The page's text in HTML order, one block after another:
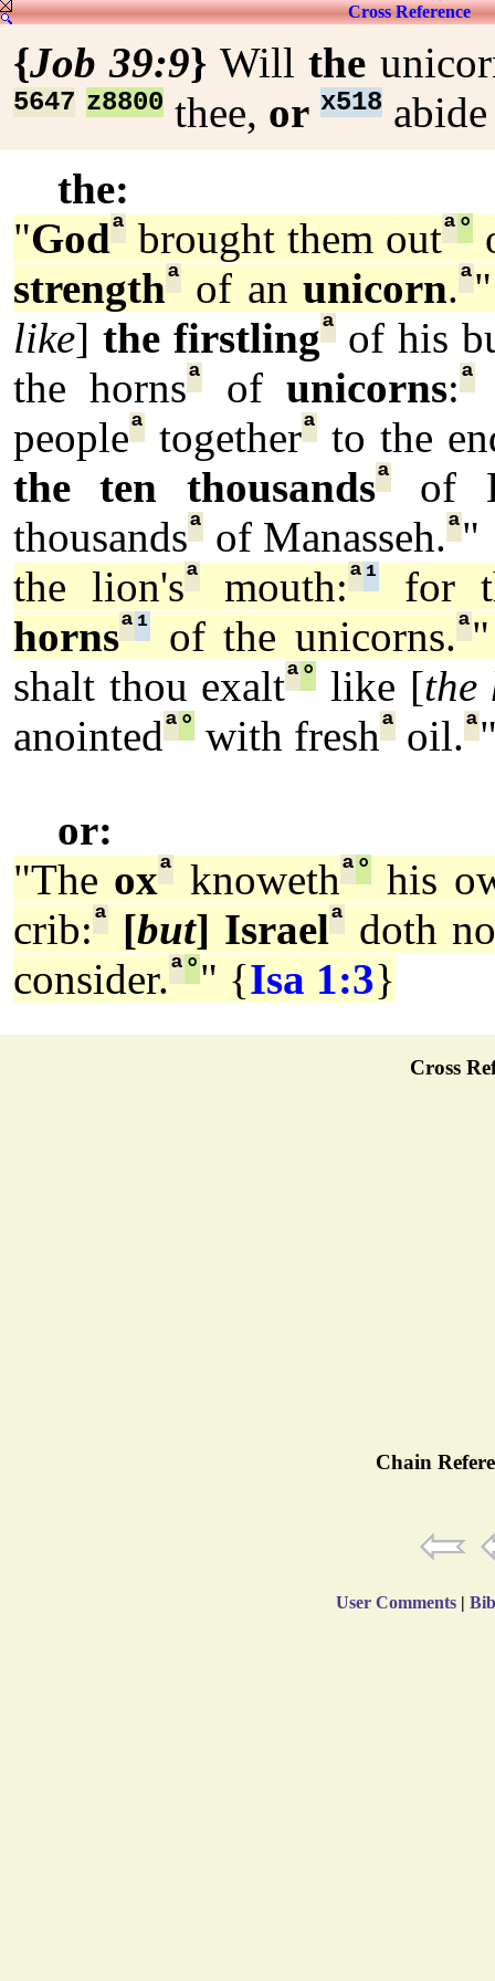
Cross Reference
{Job 39:9} Willthe
5647 z8800 thee, or x518
the:
"Godª brought them outª°
strengthª of anunicorn.ª
like] the firstlingªof his
the hornsª ofunicorns:ª
peopleª togetherªto the
the ten thousandsªof
thousandsª of Manasseh.ª"
the lion'sª mouth:ª¹
for
hornsª¹ of the unicorns.ª
shalt thou exaltª° like [the
anointedª° with freshª oil.ª
or:
"The oxª knowethª°his
crib:ª [but] Israelª doth
consider.ª°" {Isa 1:3}
Cross
Chain
User Comments |